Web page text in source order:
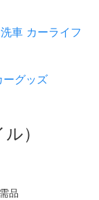
洗車 カーライフ
ーグッズ
）
品